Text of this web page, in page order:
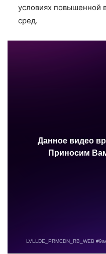
условиях повышенной
сред.